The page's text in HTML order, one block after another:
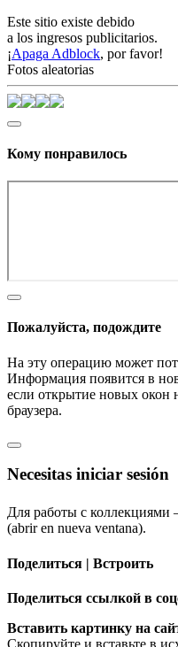
Este sitio existe debido
a los ingresos publicitarios.
¡Apaga Adblock, por favor!
Fotos aleatorias
Кому понравилось
Пожалуйста, подождите
На эту операцию может
Информация появится в
если открытие новых окон
браузера.
Necesitas iniciar sesión
Для работы с коллекциями
(abrir en nueva ventana).
Поделиться | Встроить
Поделиться ссылкой в
Вставить картинку на
Скопируйте и вставьте в